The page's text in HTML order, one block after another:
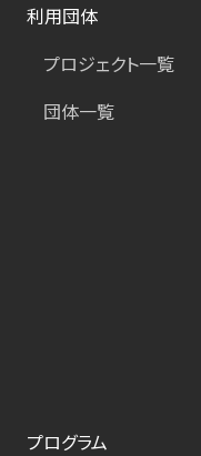
利用団体
プロジェクト一覧
団体一覧
プログラム